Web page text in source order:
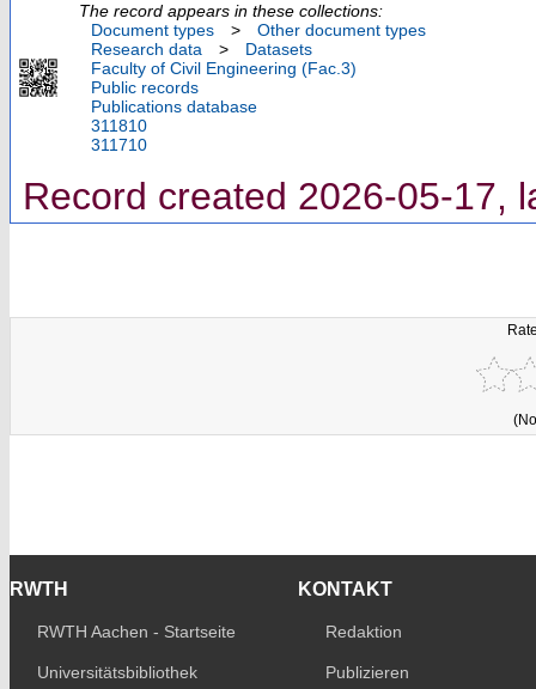
The record appears in these collections:
Document types
>
Other document types
Research data
>
Datasets
Faculty of Civil Engineering (Fac.3)
Public records
Publications database
311810
311710
Record created 2026-05-17,
RWTH
RWTH Aachen - Startseite
Universitätsbibliothek
KONTAKT
Redaktion
Publizieren